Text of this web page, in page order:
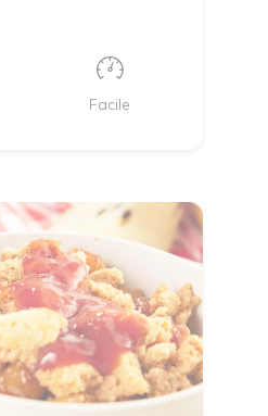
Facile